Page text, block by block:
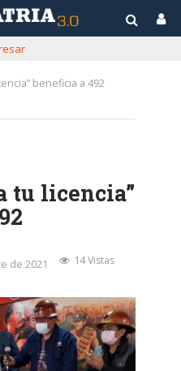
beneficia a 492
tu licencia”
de 2021 14 Vistas